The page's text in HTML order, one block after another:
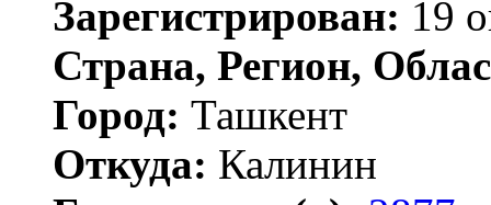
Зарегистрирован: 19
Страна, Регион,
Город: Ташкент
Откуда: Калинин